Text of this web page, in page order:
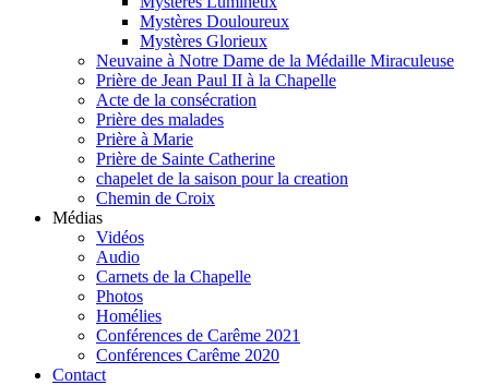
Mystères Douloureux
Mystères Glorieux
Neuvaine à Notre Dame de la Médaille Miraculeuse
Prière de Jean Paul II à la Chapelle
Acte de la consécration
Prière des malades
Prière à Marie
Prière de Sainte Catherine
chapelet de la saison pour la creation
Chemin de Croix
Médias
Vidéos
Audio
Carnets de la Chapelle
Photos
Homélies
Conférences de Carême 2021
Conférences Carême 2020
Contact